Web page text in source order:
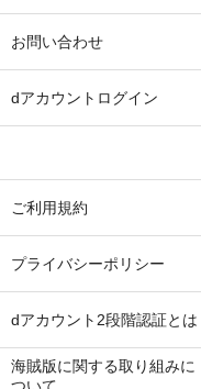
お問い合わせ
dアカウントログイン
ご利用規約
プライバシーポリシー
dアカウント2段階認証とは
海賊版に関する取り組みに
ついて